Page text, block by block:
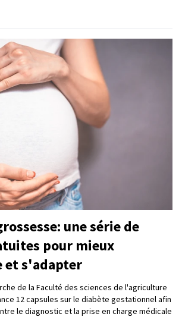
une série de
pour mieux
et s'adapter
de la Faculté des sciences de l'agriculture
12 capsules sur le diabète gestationnel afin
le diagnostic et la prise en charge médicale